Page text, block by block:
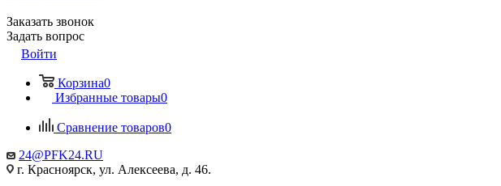
Заказать звонок
Задать вопрос
Войти
Корзина0
Избранные товары0
Сравнение товаров0
24@PFK24.RU
г. Красноярск, ул. Алексеева, д. 46.